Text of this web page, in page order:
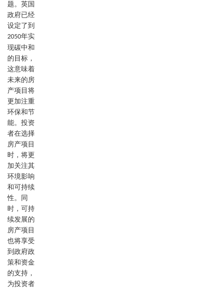
题。英国
政府已经
设定了到
2050年实
现碳中和
的目标，
这意味着
未来的房
产项目将
更加注重
环保和节
能。投资
者在选择
房产项目
时，将更
加关注其
环境影响
和可持续
性。同
时，可持
续发展的
房产项目
也将享受
到政府政
策和资金
的支持，
为投资者